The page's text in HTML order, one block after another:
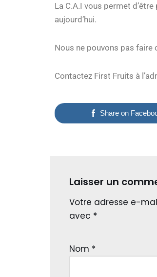
La C.A.I vous permet
aujourd’hui.
Nous ne pouvons pas faire
Contactez First Fruits à
Share on
Laisser un
Votre adresse e-
avec *
Nom *